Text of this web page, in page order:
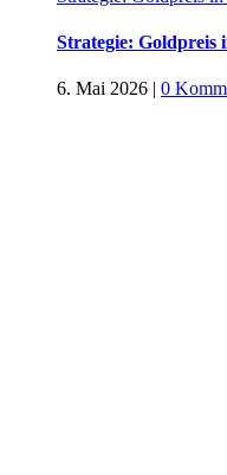
Strategie: Goldpreis
6. Mai 2026 | 0